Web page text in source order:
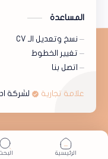
المساعدة
نسخ وتعديل الـ CV
تغيير الخطوط
اتصل بنا
علامة تجارية لشركة